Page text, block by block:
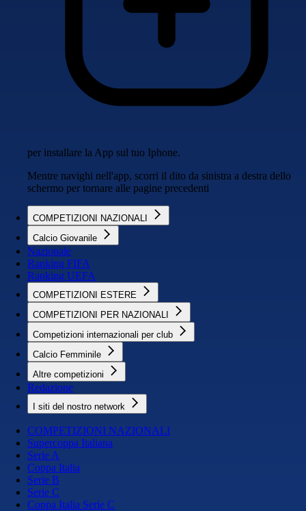
per installare la App sul tuo Iphone.
Mentre navighi nell'app, scorri il dito da sinistra a destra dello
schermo per tornare alle pagine precedenti
COMPETIZIONI NAZIONALI
Calcio Giovanile
Nazionale
Ranking FIFA
Ranking UEFA
COMPETIZIONI ESTERE
COMPETIZIONI PER NAZIONALI
Competizioni internazionali per club
Calcio Femminile
Altre competizioni
Redazione
I siti del nostro network
COMPETIZIONI NAZIONALI
Supercoppa Italiana
Serie A
Coppa Italia
Serie B
Serie C
Coppa Italia Serie C